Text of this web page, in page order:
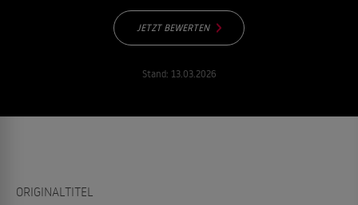
JETZT BEWERTEN
Stand: 13.03.2026
ORIGINALTITEL